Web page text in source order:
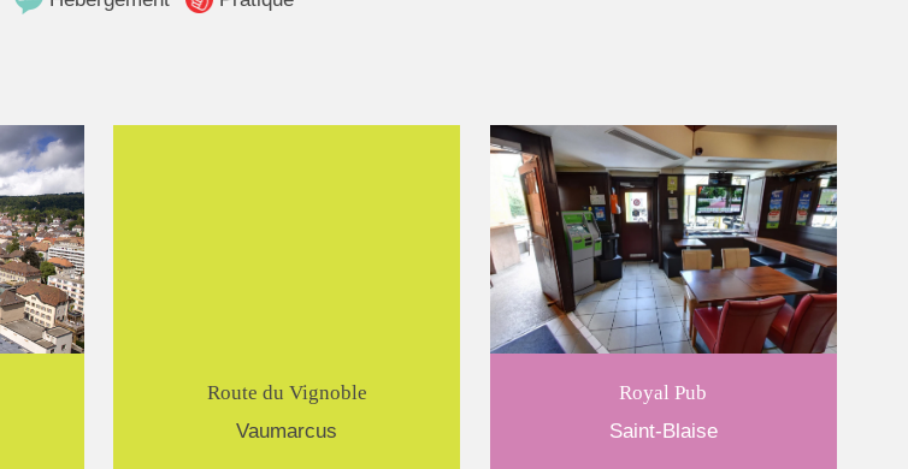
Route du Vignoble
Vaumarcus
Royal Pub
Saint-Blaise